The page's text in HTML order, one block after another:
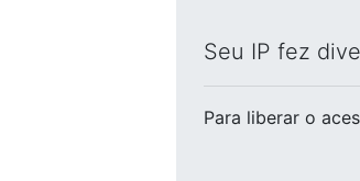
Seu IP fez
Para liberar o